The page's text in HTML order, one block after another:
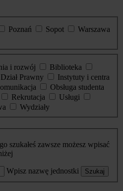
Poznań Sopot
Warszawa
i rozwój
Biblioteka
Dział Prawny
Instytuty i centra
Obsługa studenta
Rekrutacja
Usługi
Wydziały
szukałeś zawsze możesz wpisać
Wpisz nazwę jednostki Szukaj